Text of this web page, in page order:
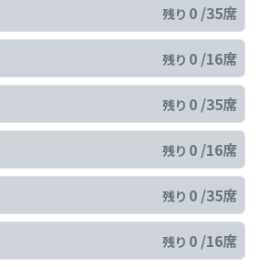
残り 0 /35席
残り 0 /16席
残り 0 /35席
残り 0 /16席
残り 0 /35席
残り 0 /16席